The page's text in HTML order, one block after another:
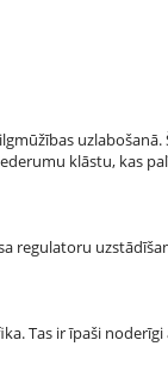
uzlabošanā.
klāstu, kas
regulatoru
Tas ir īpaši noderīgi